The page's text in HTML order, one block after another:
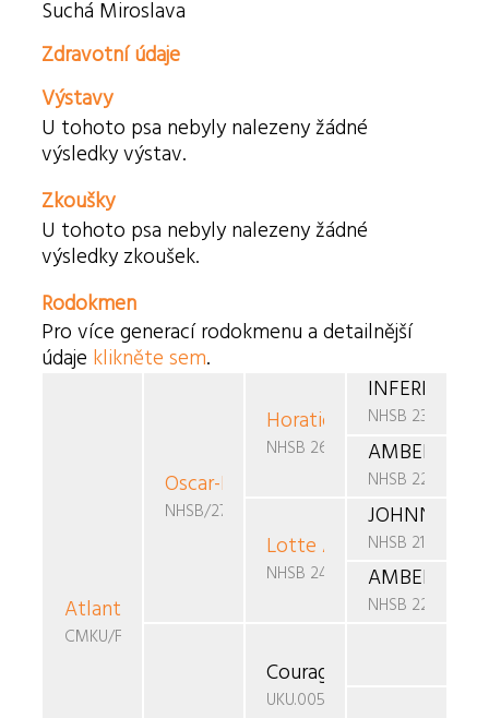
Suchá Miroslava
Zdravotní údaje
Výstavy
U tohoto psa nebyly nalezeny žádné
výsledky výstav.
Zkoušky
U tohoto psa nebyly nalezeny žádné
výsledky zkoušek.
Rodokmen
Pro více generací rodokmenu a detailnější
údaje klikněte sem.
Atlanta
CMKU/FBO/1092
Oscar-Lotte v.d. Dambaern Hoeve
NHSB/2784678
Horatio CaineV.D.
NHSB 2634344
Lotte Amberv.d.
NHSB 2493856
Courage Grey Tetis
UKU.0050230
INFERNO-
NHSB 2336818
AMBER-
NHSB 2227407
JOHNNY-
NHSB 2192365
AMBER-
NHSB 2227407